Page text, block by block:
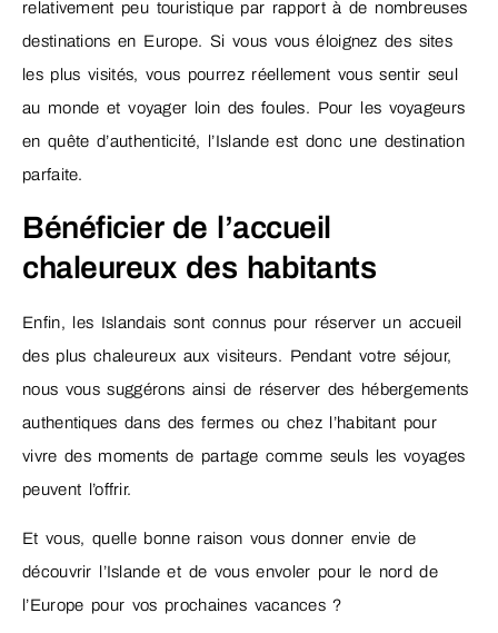
relativement peu touristique par rapport à de nombreuses
destinations en Europe. Si vous vous éloignez des sites
les plus visités, vous pourrez réellement vous sentir seul
au monde et voyager loin des foules. Pour les voyageurs
en quête d’authenticité, l’Islande est donc une destination
parfaite.
Bénéficier de l’accueil
chaleureux des habitants
Enfin, les Islandais sont connus pour réserver un accueil
des plus chaleureux aux visiteurs. Pendant votre séjour,
nous vous suggérons ainsi de réserver des hébergements
authentiques dans des fermes ou chez l’habitant pour
vivre des moments de partage comme seuls les voyages
peuvent l’offrir.
Et vous, quelle bonne raison vous donner envie de
découvrir l’Islande et de vous envoler pour le nord de
l’Europe pour vos prochaines vacances ?